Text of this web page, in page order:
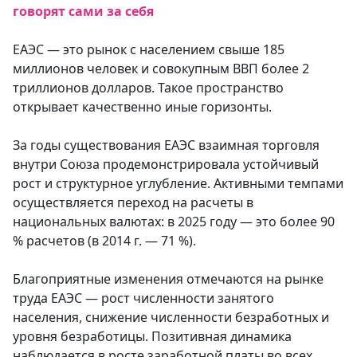
говорят сами за себя
ЕАЭС — это рынок с населением свыше 185
миллионов человек и совокупным ВВП более 2
триллионов долларов. Такое пространство
открывает качественно иные горизонты.
За годы существования ЕАЭС взаимная торговля
внутри Союза продемонстрировала устойчивый
рост и структурное углубление. Активными темпами
осуществляется переход на расчеты в
национальных валютах: в 2025 году — это более 90
% расчетов (в 2014 г. — 71 %).
Благоприятные изменения отмечаются на рынке
труда ЕАЭС — рост численности занятого
населения, снижение численности безработных и
уровня безработицы. Позитивная динамика